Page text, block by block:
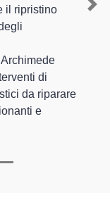
il ripristino
di
da riparare
e